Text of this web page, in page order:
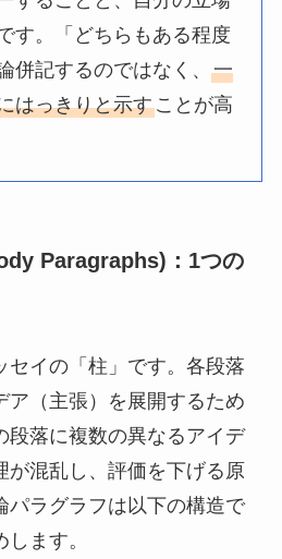
す。「どちらもある程度
併記するのではなく、一
はっきりと示すことが高
Paragraphs)：1つの
セイの「柱」です。各段落
ア（主張）を展開するため
段落に複数の異なるアイデ
が混乱し、評価を下げる原
パラグラフは以下の構造で
ます。